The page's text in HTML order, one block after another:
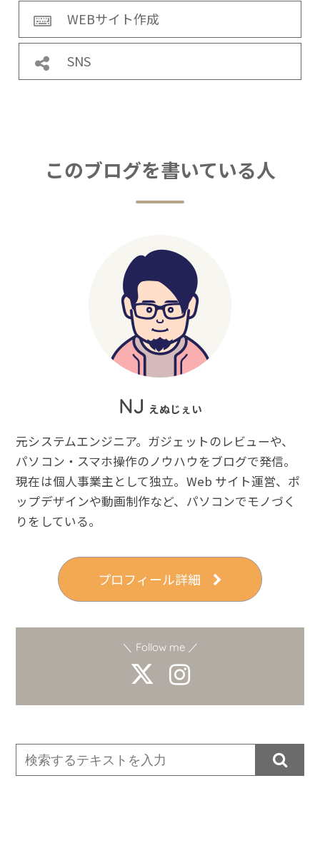
WEBサイト作成
SNS
このブログを書いている人
NJ えぬじぇい
元システムエンジニア。ガジェットのレビューや、
パソコン・スマホ操作のノウハウをブログで発信。
現在は個人事業主として独立。Web サイト運営、ポ
ップデザインや動画制作など、パソコンでモノづく
りをしている。
プロフィール詳細
＼ Follow me ／
